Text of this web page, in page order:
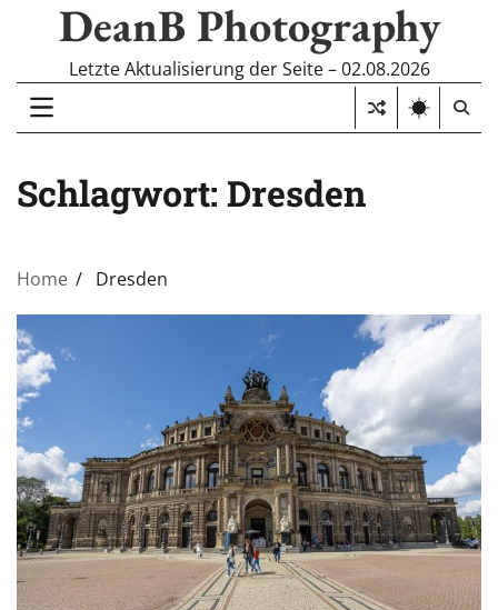
DeanB Photography
Letzte Aktualisierung der Seite – 02.08.2026
Schlagwort: Dresden
Home Dresden